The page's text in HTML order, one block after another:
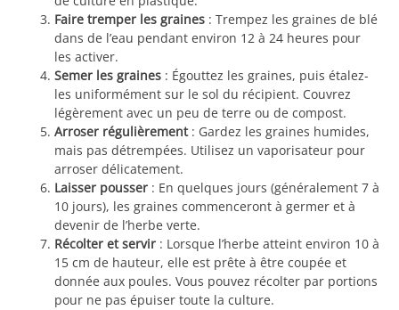
Faire tremper les graines : Trempez les graines de blé
dans de l’eau pendant environ 12 à 24 heures pour
les activer.
Semer les graines : Égouttez les graines, puis étalez-
les uniformément sur le sol du récipient. Couvrez
légèrement avec un peu de terre ou de compost.
Arroser régulièrement: Gardez les graines humides,
mais pas détrempées. Utilisez un vaporisateur pour
arroser délicatement.
Laisser pousser : En quelques jours (généralement 7 à
10 jours), les graines commenceront à germer et à
devenir de l’herbe verte.
Récolter et servir : Lorsque l’herbe atteint environ 10 à
15 cm de hauteur, elle est prête à être coupée et
donnée aux poules. Vous pouvez récolter par portions
pour ne pas épuiser toute la culture.